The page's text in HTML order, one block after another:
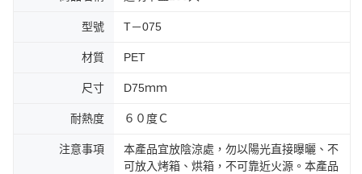
型號 T－075
材質 PET
尺寸 D75ｍｍ
耐熱度 ６０度Ｃ
注意事項
本產品宜放陰涼處，勿以陽光直接曝曬、不
可放入烤箱、烘箱，不可靠近火源。本產品